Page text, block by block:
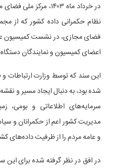
در خرداد ماه ۱۴۰۳،
نظام حکمرانی داده کشور که از
فضای مجازی، در نشست کمیسیون
اعضای کمیسیون و نمایندگان
این سند که توسط وزارت ارتباطات
شده بود، به دنبال ایجاد مسیر و
سرمایه‌های اطلاعاتی و بومی،
مدیریت کشور اعم از حکمرانان و
و عامه مردم را از ظرفیت داده‌های